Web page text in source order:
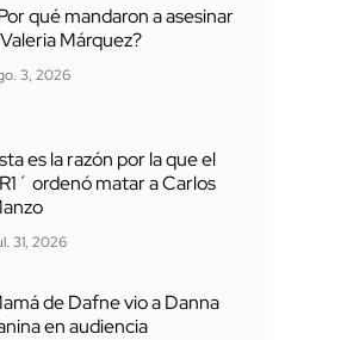
qué mandaron a asesinar
Márquez?
3, 2026
es la razón por la que el
ordenó matar a Carlos
31, 2026
de Dafne vio a Danna
en audiencia